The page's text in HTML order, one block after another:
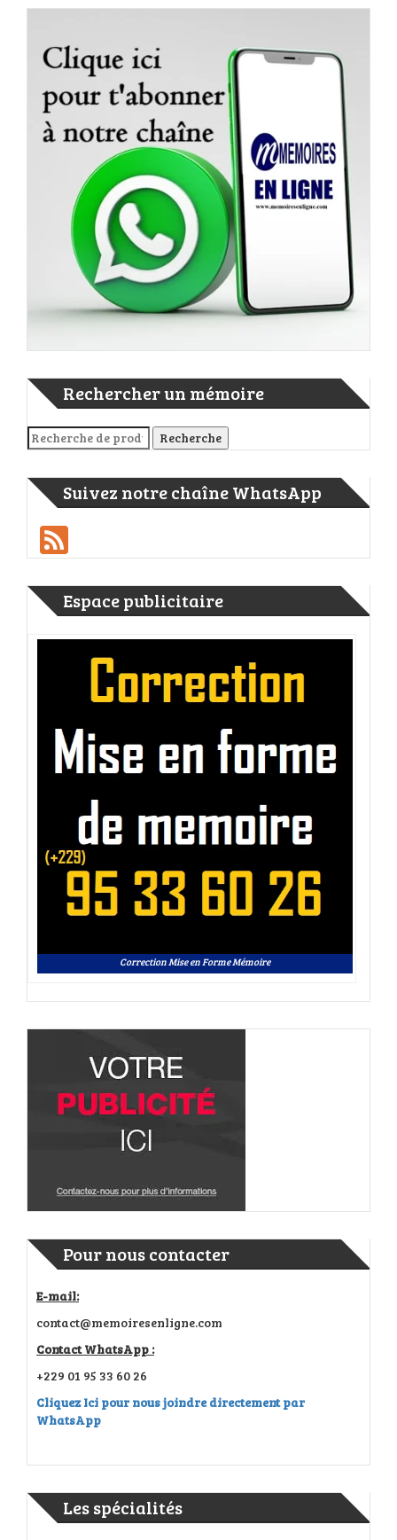
Rechercher un mémoire
Recherche pour : Recherche
Suivez notre chaîne WhatsApp
Espace publicitaire
Correction Mise en Forme Mémoire
Pour nous contacter
E-mail:
contact@memoiresenligne.com
Contact WhatsApp :
+229 01 95 33 60 26
Cliquez Ici pour nous joindre directement par
WhatsApp
Les spécialités